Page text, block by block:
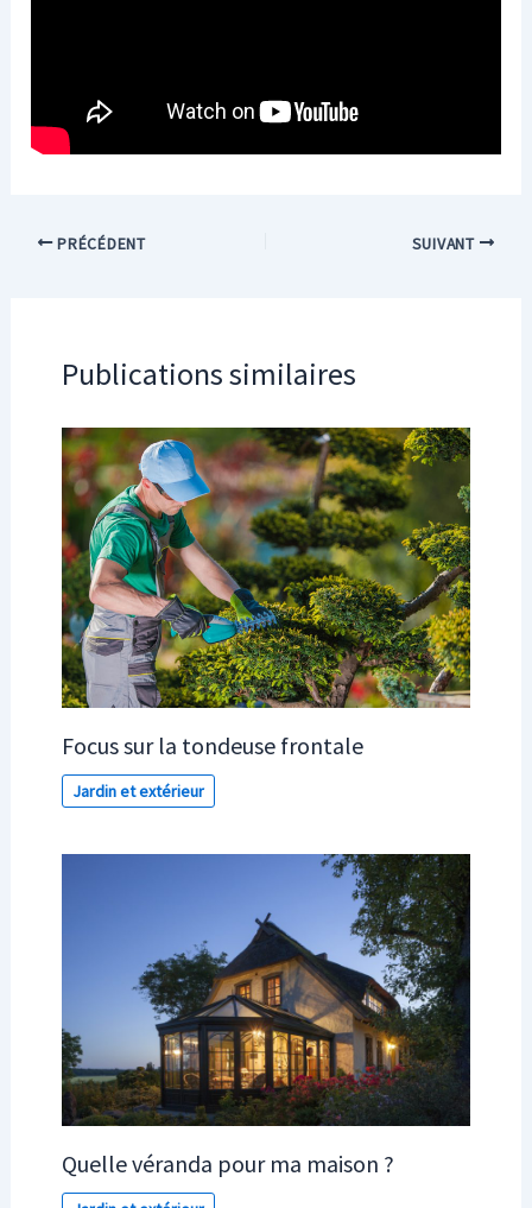
PRÉCÉDENT SUIVANT
Publications similaires
Focus sur la tondeuse frontale
Jardin et extérieur
Quelle véranda pour ma maison ?